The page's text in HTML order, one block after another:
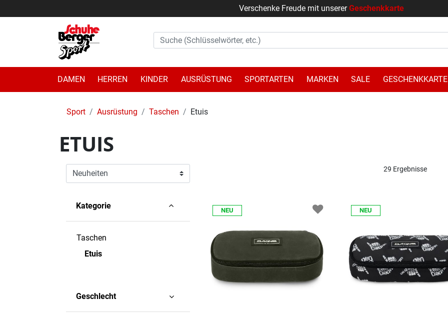
Verschenke Freude mit unsererGeschenkkarte
DAMEN HERREN KINDER AUSRÜSTUNG SPORTARTEN MARKEN SALE GESCHENKKARTE
Sport Ausrüstung Taschen Etuis
ETUIS
29 Ergebnisse
Kategorie
Taschen
Verfeinern durch Kategorie: Taschen
Etuis Ausgewählt Derzeit verfeinert von Kategorie: Etuis
Geschlecht
NEU NEU